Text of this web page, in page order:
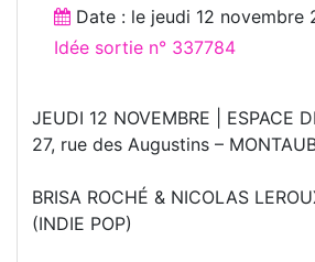
Date : le jeudi 12 novembre
Idée sortie n° 337784
JEUDI 12 NOVEMBRE | ESPACE
27, rue des Augustins –
BRISA ROCHÉ & NICOLAS
(INDIE POP)